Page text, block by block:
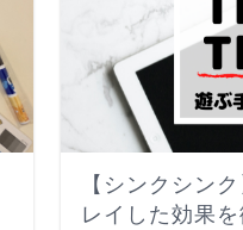
【シンクシン
レイした効果